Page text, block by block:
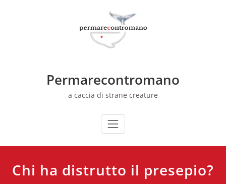
Permarecontromano
a caccia di strane creature
Chi ha distrutto il presepio?